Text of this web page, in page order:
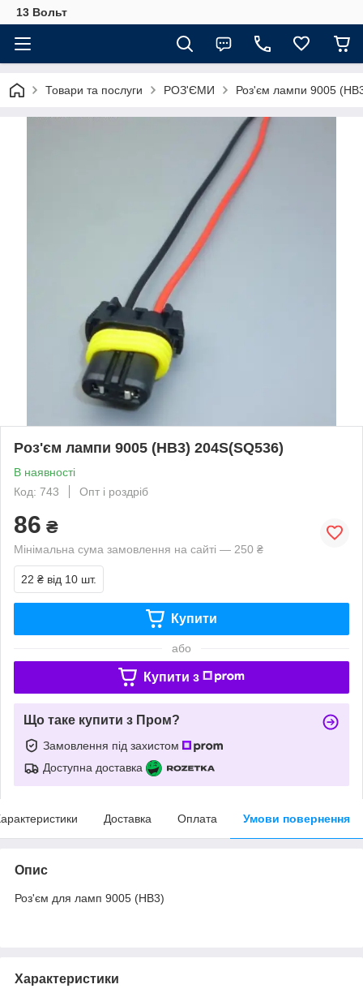
13 Вольт
Товари та послуги РОЗ'ЄМИ Роз'єм лампи 9005
Роз'єм лампи 9005 (HB3) 204S(SQ536)
В наявності
Код: 743
Опт і роздріб
86 ₴
Мінімальна сума замовлення на сайті — 250 ₴
22 ₴ від 10 шт.
Купити
або
Купити з
Що таке купити з Пром?
Замовлення під захистом
Доступна доставка
Доставка Оплата Умови повернення
Опис
Роз'єм для ламп 9005 (HB3)
Характеристики